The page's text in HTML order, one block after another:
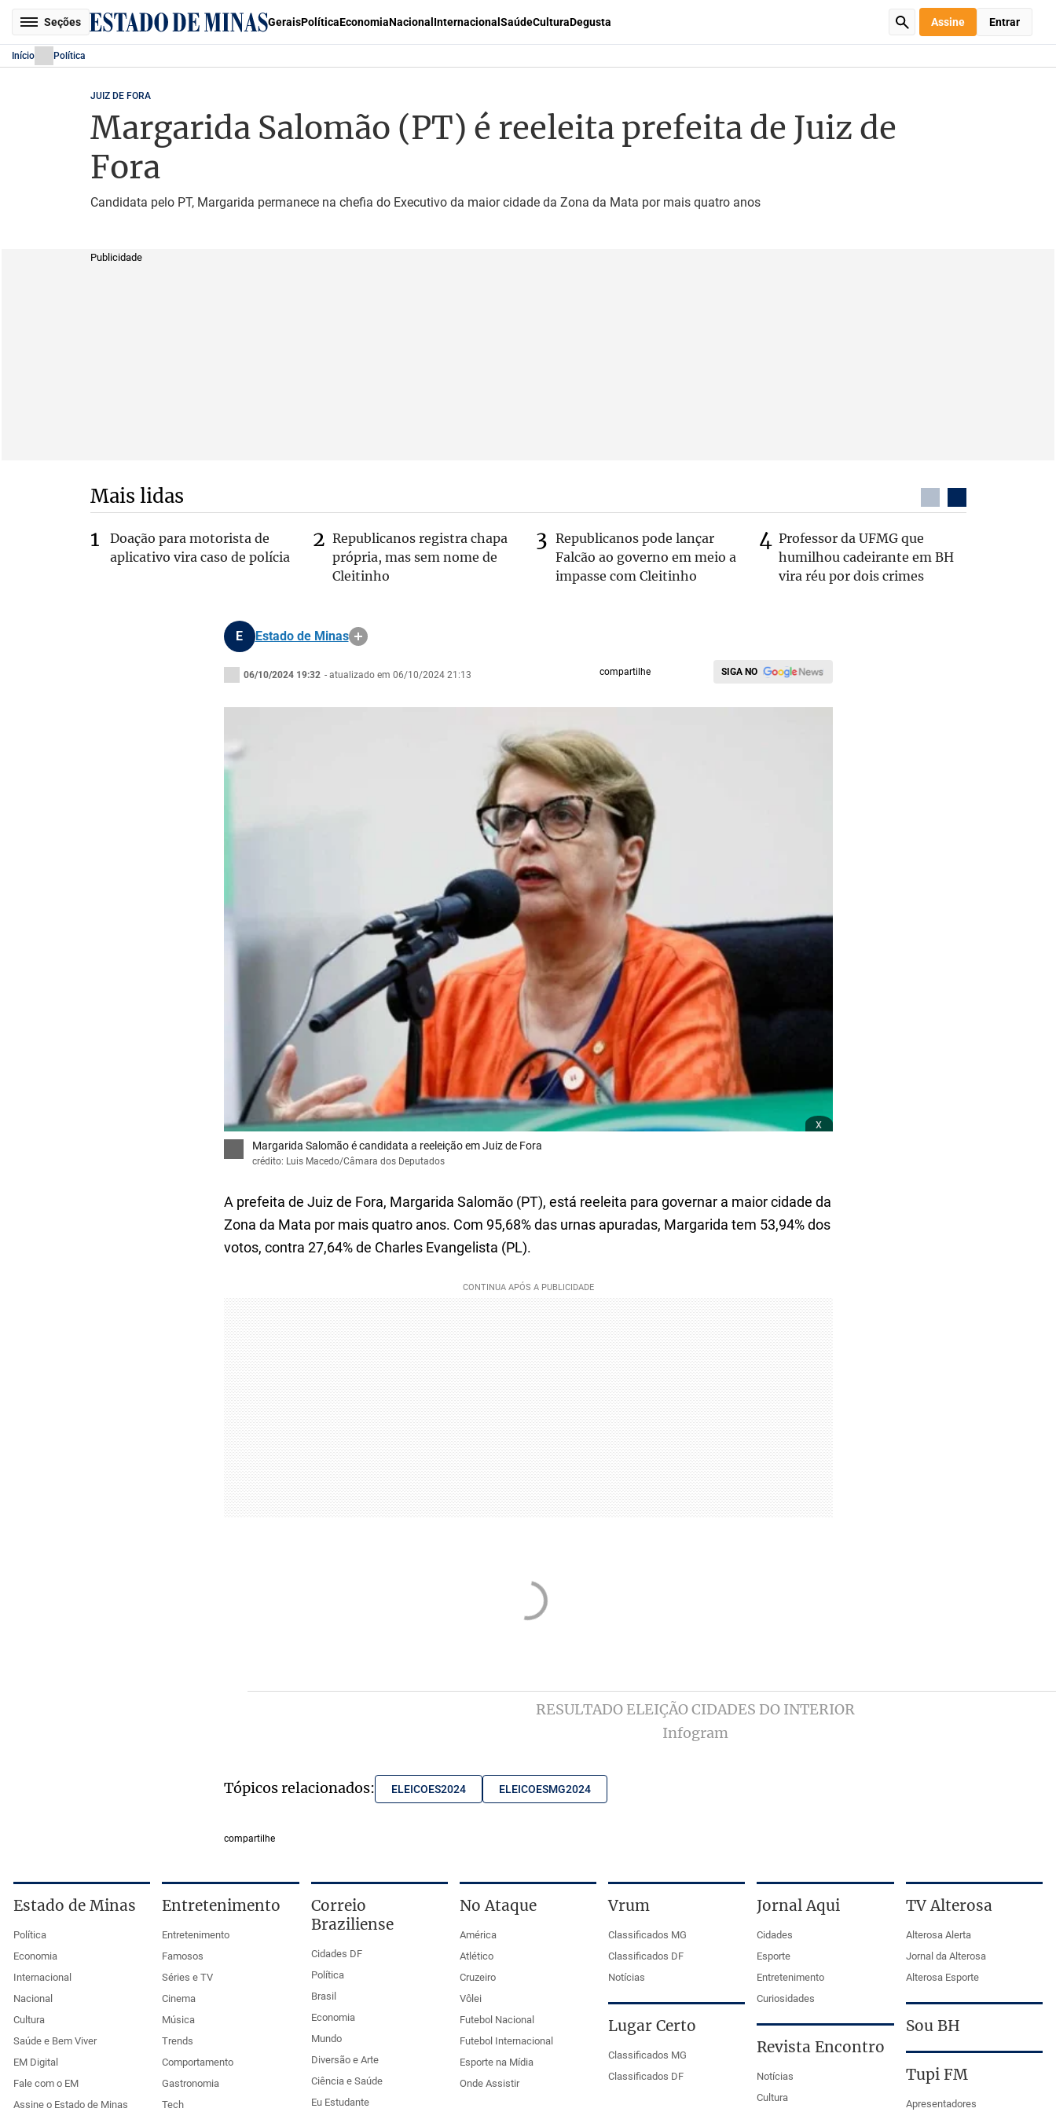
Seções GeraisPolíticaEconomiaNacional Internacional SaúdeCulturaDegusta Assine Entrar
Início Política
JUIZ DE FORA
Margarida Salomão (PT) é reeleita prefeita de Juiz de
Fora
Candidata pelo PT, Margarida permanece na chefia do Executivo da maior cidade da Zona da Mata por mais quatro anos
Publicidade
Mais lidas
Doação para motorista de
aplicativo vira caso de polícia
Republicanos registra chapa
própria, mas sem nome de
Cleitinho
Republicanos pode lançar
Falcão ao governo em meio a
impasse com Cleitinho
Professor da UFMG que
humilhou cadeirante em BH
vira réu por dois crimes
E Estado de Minas
06/10/2024 19:32 - atualizado em 06/10/2024 21:13 compartilhe SIGA NO
x
Margarida Salomão é candidata a reeleição em Juiz de Fora
crédito: Luis Macedo/Câmara dos Deputados
A prefeita de Juiz de Fora, Margarida Salomão (PT), está reeleita para governar a maior cidade da
Zona da Mata por mais quatro anos. Com 95,68% das urnas apuradas, Margarida tem 53,94% dos
votos, contra 27,64% de Charles Evangelista (PL).
RESULTADO ELEIÇÃO CIDADES DO INTERIOR
Infogram
Tópicos relacionados: ELEICOES2024 ELEICOESMG2024
compartilhe
Estado de Minas
Política
Economia
Internacional
Nacional
Cultura
Saúde e Bem Viver
EM Digital
Fale com o EM
Assine o Estado de Minas
Entretenimento
Entretenimento
Famosos
Séries e TV
Cinema
Música
Trends
Comportamento
Gastronomia
Tech
Correio
Braziliense
Cidades DF
Política
Brasil
Economia
Mundo
Diversão e Arte
Ciência e Saúde
Eu Estudante
No Ataque
América
Atlético
Cruzeiro
Vôlei
Futebol Nacional
Futebol Internacional
Esporte na Mídia
Onde Assistir
Vrum
Classificados MG
Classificados DF
Notícias
Lugar Certo
Classificados MG
Classificados DF
Jornal Aqui
Cidades
Esporte
Entretenimento
Curiosidades
Revista Encontro
Notícias
Cultura
TV Alterosa
Alterosa Alerta
Jornal da Alterosa
Alterosa Esporte
Sou BH
Tupi FM
Apresentadores